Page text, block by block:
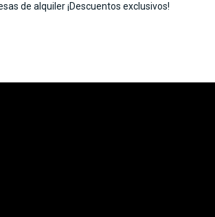
de alquiler ¡Descuentos exclusivos!